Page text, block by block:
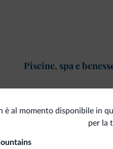
Piscine, spa e
è al momento disponibile in
per la